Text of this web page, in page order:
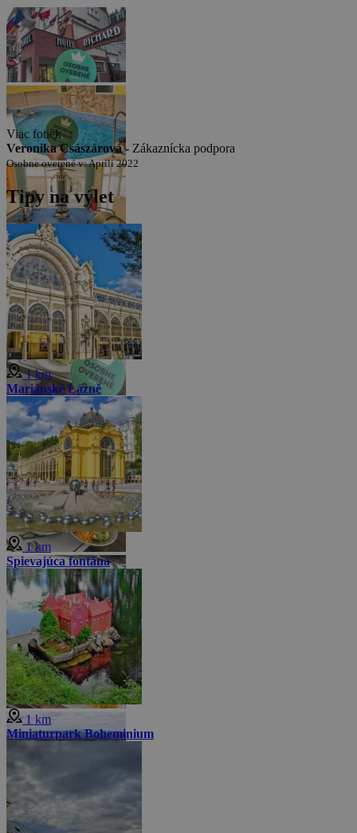
Viac fotiek
Veronika Császárová - Zákaznícka podpora
Osobne overené v: Apríli 2022
Tipy na výlet
1 km
Mariánské Lázně
1 km
Spievajúca fontána
1 km
Miniaturpark Boheminium